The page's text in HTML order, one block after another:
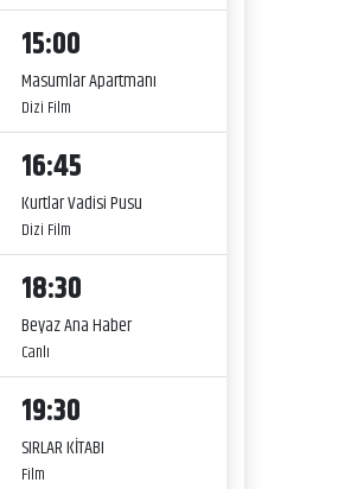
15:00
Masumlar Apartmanı
Dizi Film
16:45
Kurtlar Vadisi Pusu
Dizi Film
18:30
Beyaz Ana Haber
Canlı
19:30
SIRLAR KİTABI
Film